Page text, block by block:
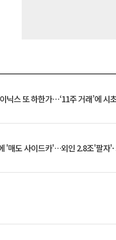
닉스 또 하한가⋯‘11주 거래’에 시
'매도 사이드카'…외인 2.8조'팔자